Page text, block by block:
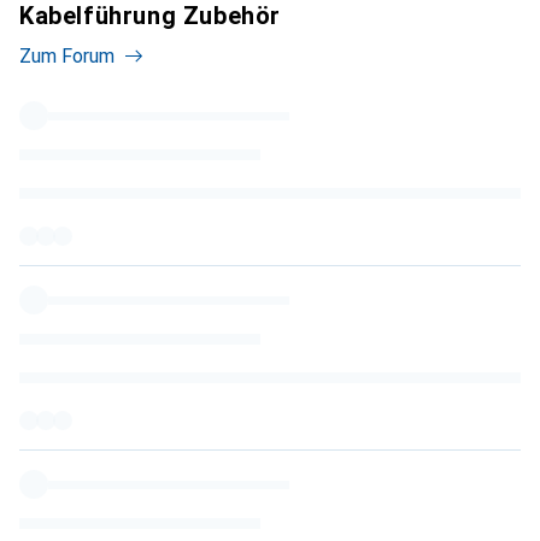
Kabelführung Zubehör
Zum Forum